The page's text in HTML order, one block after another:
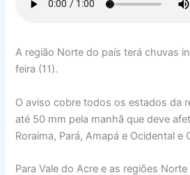
A região Norte do país terá chuvas
feira (11).
O aviso cobre todos os estados da
até 50 mm pela manhã que deve
Roraima, Pará, Amapá e Ocidental e
Para Vale do Acre e as regiões